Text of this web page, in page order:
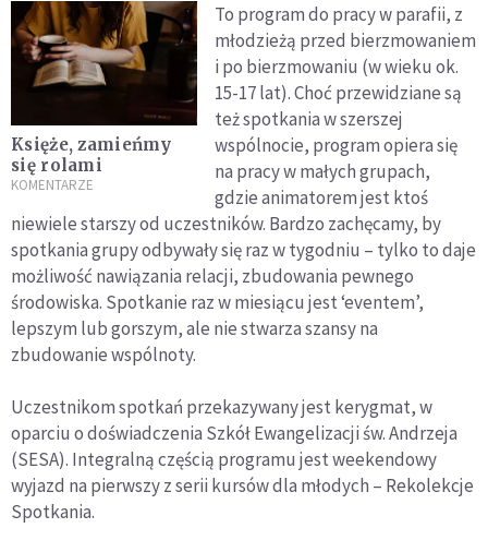
Księże, zamieńmy
się rolami
KOMENTARZE
To program do pracy w parafii, z
młodzieżą przed bierzmowaniem
i po bierzmowaniu (w wieku ok.
15-17 lat). Choć przewidziane są
też spotkania w szerszej
wspólnocie, program opiera się
na pracy w małych grupach,
gdzie animatorem jest ktoś
niewiele starszy od uczestników. Bardzo zachęcamy, by
spotkania grupy odbywały się raz w tygodniu – tylko to daje
możliwość nawiązania relacji, zbudowania pewnego
środowiska. Spotkanie raz w miesiącu jest ‘eventem’,
lepszym lub gorszym, ale nie stwarza szansy na
zbudowanie wspólnoty.
Uczestnikom spotkań przekazywany jest kerygmat, w
oparciu o doświadczenia Szkół Ewangelizacji św. Andrzeja
(SESA). Integralną częścią programu jest weekendowy
wyjazd na pierwszy z serii kursów dla młodych – Rekolekcje
Spotkania.